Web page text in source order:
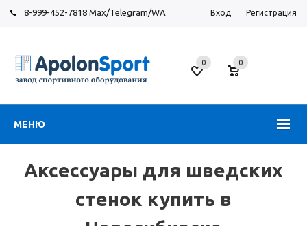
8-999-452-7818 Max/Telegram/WA Вход Регистрация
МЕНЮ
Новосибирск
ул.
0
0
Аксессуары для шведских
стенок купить в